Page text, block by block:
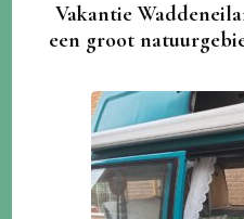
Vakantie
een groot